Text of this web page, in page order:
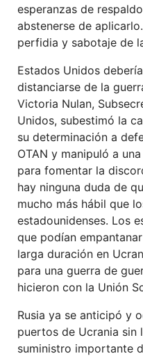
esperanzas de
abstenerse de
perfidia y sabotaje de
Estados Unidos
distanciarse de la
Victoria Nulan,
Unidos, subestimó la
su determinación a
OTAN y manipuló a
para fomentar la
hay ninguna duda de
mucho más hábil que
estadounidenses. Los
que podían
larga duración en
para una guerra de
hicieron con la Unión
Rusia ya se anticipó y
puertos de Ucrania sin
suministro importante